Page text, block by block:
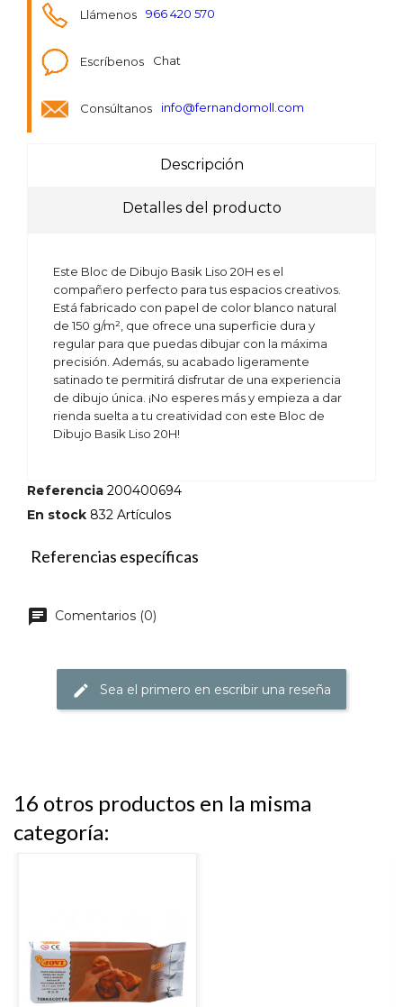
Llámenos 966 420 570
Escríbenos Chat
Consúltanos info@fernandomoll.com
Descripción
Detalles del producto
Este Bloc de Dibujo Basik Liso 20H es el
compañero perfecto para tus espacios creativos.
Está fabricado con papel de color blanco natural
de 150 g/m², que ofrece una superficie dura y
regular para que puedas dibujar con la máxima
precisión. Además, su acabado ligeramente
satinado te permitirá disfrutar de una experiencia
de dibujo única. ¡No esperes más y empieza a dar
rienda suelta a tu creatividad con este Bloc de
Dibujo Basik Liso 20H!
Referencia 200400694
En stock 832 Artículos
Referencias específicas
Comentarios (0)
Sea el primero en escribir una reseña
16 otros productos en la misma
categoría: